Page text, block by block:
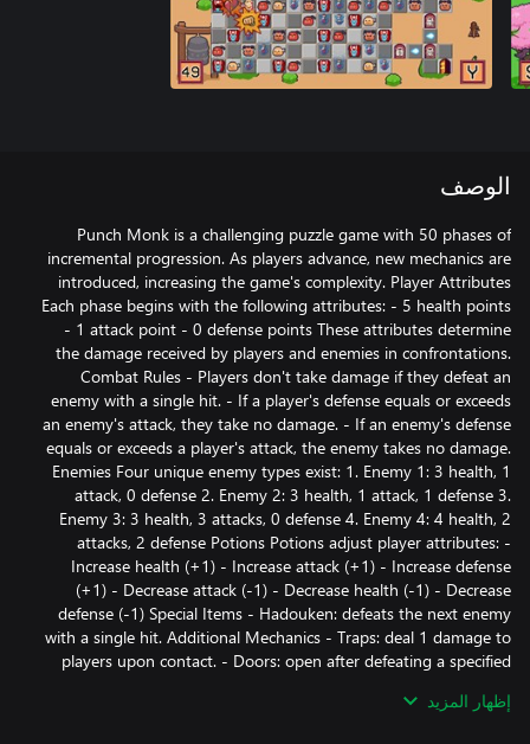
الوصف
Punch Monk is a challenging puzzle game with 50 phases of
incremental progression. As players advance, new mechanics are
introduced, increasing the game's complexity. Player Attributes
Each phase begins with the following attributes: - 5 health points
- 1 attack point - 0 defense points These attributes determine
the damage received by players and enemies in confrontations.
Combat Rules - Players don't take damage if they defeat an
enemy with a single hit. - If a player's defense equals or exceeds
an enemy's attack, they take no damage. - If an enemy's defense
equals or exceeds a player's attack, the enemy takes no damage.
Enemies Four unique enemy types exist: 1. Enemy 1: 3 health, 1
attack, 0 defense 2. Enemy 2: 3 health, 1 attack, 1 defense 3.
Enemy 3: 3 health, 3 attacks, 0 defense 4. Enemy 4: 4 health, 2
attacks, 2 defense Potions Potions adjust player attributes: -
Increase health (+1) - Increase attack (+1) - Increase defense
(+1) - Decrease attack (-1) - Decrease health (-1) - Decrease
defense (-1) Special Items - Hadouken: defeats the next enemy
with a single hit. Additional Mechanics - Traps: deal 1 damage to
players upon contact. - Doors: open after defeating a specified
direction and prevent movement in the opposite direction.
إظهار المزيد